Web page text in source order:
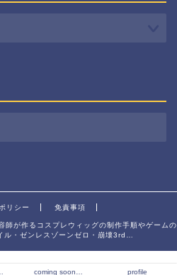
リシー 免責事項
が作るコスプレウィッグの制作手順やゲームの
ル・ゼンレスゾーンゼロ・崩壊3rd…
coming soon… profile